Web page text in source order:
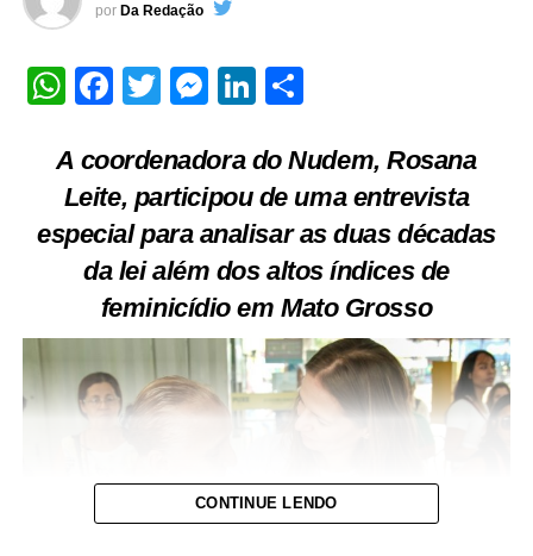
por Da Redação
WhatsApp
Facebook
TwitterMessenger
LinkedIn
A coordenadora do Nudem, Rosana
Leite, participou de uma entrevista
especial para analisar as duas décadas
da lei além dos altos índices de
feminicídio em Mato Grosso
CONTINUE LENDO